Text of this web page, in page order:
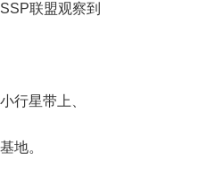
联盟观察到
行星带上、
地。